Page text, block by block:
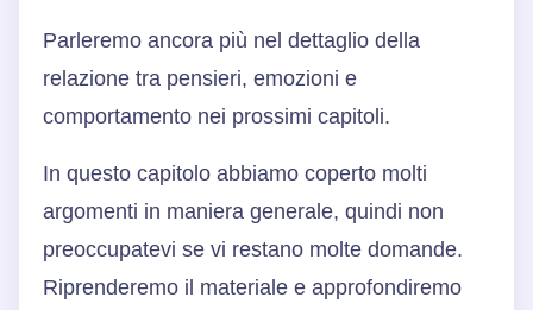
Parleremo ancora più nel dettaglio della
relazione tra pensieri, emozioni e
comportamento nei prossimi capitoli.
In questo capitolo abbiamo coperto molti
argomenti in maniera generale, quindi non
preoccupatevi se vi restano molte domande.
Riprenderemo il materiale e approfondiremo